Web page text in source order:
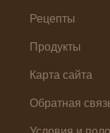
Холодные закуски
Рецепты
Продукты
Карта сайта
Обратная